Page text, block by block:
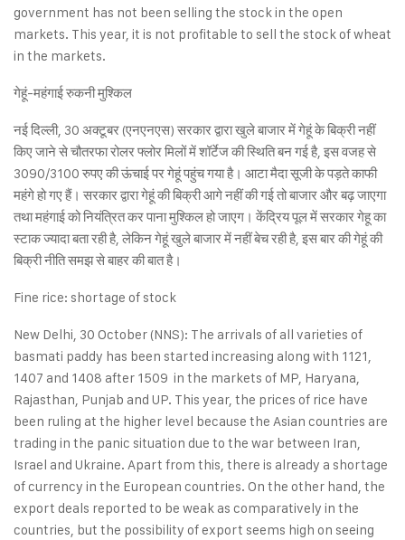
government has not been selling the stock in the open
markets. This year, it is not profitable to sell the stock of wheat
in the markets.
गेहूं-महंगाई रुकनी मुश्किल
नई दिल्ली, 30 अक्टूबर (एनएनएस) सरकार द्वारा खुले बाजार में गेहूं के बिक्री नहीं
किए जाने से चौतरफा रोलर फ्लोर मिलों में शॉर्टेज की स्थिति बन गई है, इस वजह से
3090/3100 रुपए की ऊंचाई पर गेहूं पहुंच गया है। आटा मैदा सूजी के पड़ते काफी
महंगे हो गए हैं। सरकार द्वारा गेहूं की बिक्री आगे नहीं की गई तो बाजार और बढ़ जाएगा
तथा महंगाई को नियंत्रित कर पाना मुश्किल हो जाएग। केंद्रिय पूल में सरकार गेहू का
स्टाक ज्यादा बता रही है, लेकिन गेहूं खुले बाजार में नहीं बेच रही है, इस बार की गेहूं की
बिक्री नीति समझ से बाहर की बात है।
Fine rice: shortage of stock
New Delhi, 30 October (NNS): The arrivals of all varieties of
basmati paddy has been started increasing along with 1121,
1407 and 1408 after 1509 in the markets of MP, Haryana,
Rajasthan, Punjab and UP. This year, the prices of rice have
been ruling at the higher level because the Asian countries are
trading in the panic situation due to the war between Iran,
Israel and Ukraine. Apart from this, there is already a shortage
of currency in the European countries. On the other hand, the
export deals reported to be weak as comparatively in the
countries, but the possibility of export seems high on seeing